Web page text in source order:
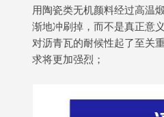
用陶瓷类无机颜料经过高温
渐地冲刷掉，而不是真正意
对沥青瓦的耐候性起了至关
求将更加强烈；